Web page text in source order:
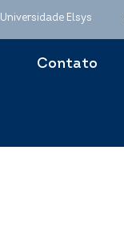
Universidade Elsys
Contato